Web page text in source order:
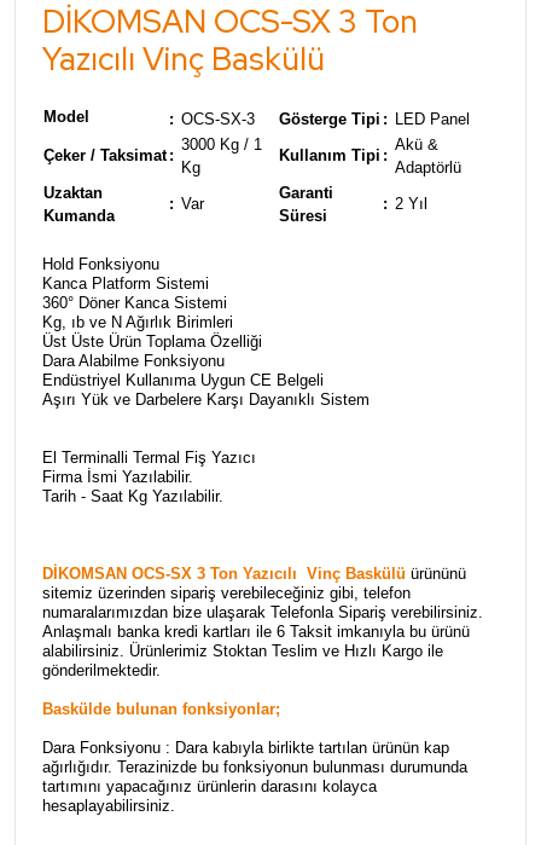
DİKOMSAN OCS-SX 3 Ton
Yazıcılı Vinç Baskülü
Model : OCS-SX-3 Gösterge Tipi : LED Panel
Çeker / Taksimat :
3000 Kg / 1
Kg
Kullanım Tipi :
Akü &
Adaptörlü
Uzaktan
Kumanda
: Var
Garanti
Süresi
: 2 Yıl
Hold Fonksiyonu
Kanca Platform Sistemi
360° Döner Kanca Sistemi
Kg, ıb ve N Ağırlık Birimleri
Üst Üste Ürün Toplama Özelliği
Dara Alabilme Fonksiyonu
Endüstriyel Kullanıma Uygun CE Belgeli
Aşırı Yük ve Darbelere Karşı Dayanıklı Sistem
El Terminalli Termal Fiş Yazıcı
Firma İsmi Yazılabilir.
Tarih - Saat Kg Yazılabilir.
DİKOMSAN OCS-SX 3 Ton Yazıcılı Vinç Baskülü ürününü
sitemiz üzerinden sipariş verebileceğiniz gibi, telefon
numaralarımızdan bize ulaşarak Telefonla Sipariş verebilirsiniz.
Anlaşmalı banka kredi kartları ile 6 Taksit imkanıyla bu ürünü
alabilirsiniz. Ürünlerimiz Stoktan Teslim ve Hızlı Kargo ile
gönderilmektedir.
Baskülde bulunan fonksiyonlar;
Dara Fonksiyonu : Dara kabıyla birlikte tartılan ürünün kap
ağırlığıdır. Terazinizde bu fonksiyonun bulunması durumunda
tartımını yapacağınız ürünlerin darasını kolayca
hesaplayabilirsiniz.